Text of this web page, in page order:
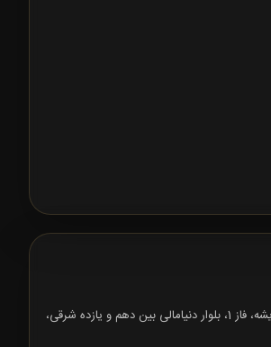
تهران، شهرک اندیشه، فاز 1، بلوار دنیامالی بین دهم و یازده شرقی،